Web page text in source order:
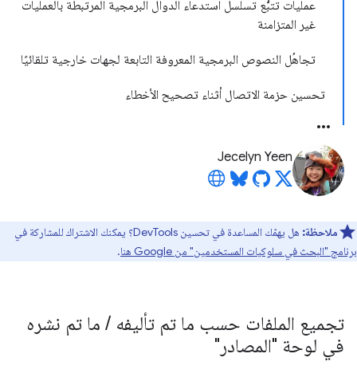
عمليات تتبُّع تسلسل استدعاء الدوال البرمجية المرتبطة بالعمليات
غير المتزامنة
تجاهُل النصوص البرمجية المعروفة التابعة لجهات خارجية تلقائيًا
تحسين حزمة الاتصال أثناء تصحيح الأخطاء
Jecelyn Yeen
ملاحظة: هل يهمّك المساعدة في تحسين DevTools؟ يمكنك الاشتراك للمشاركة في
برنامج "البحث في سلوكيات المستخدمين" من Google هنا
.
تجميع الملفات حسب ما تم تأليفه / ما تم نشره
في لوحة "المصادر"